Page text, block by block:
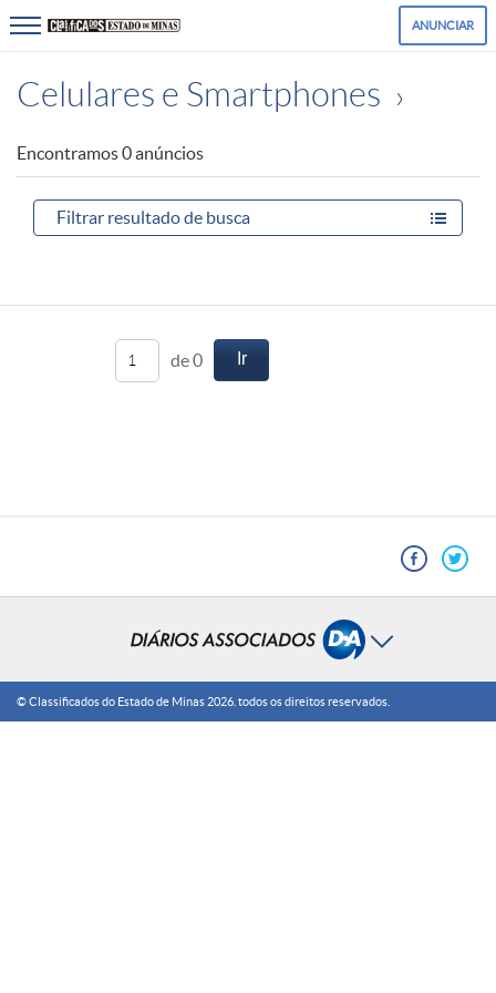
ANUNCIAR
Celulares e Smartphones
Encontramos 0 anúncios
Filtrar resultadode busca
de 0 Ir
© Classificados do Estado de Minas 2026 . todos os direitos reservados.